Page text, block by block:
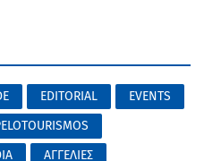
EDITORIAL
EVENTS
ΑΓΓΕΛΙΕΣ